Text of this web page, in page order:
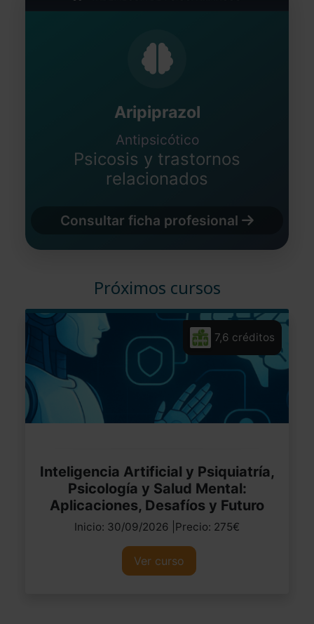
Aripiprazol
Antipsicótico
Psicosis y trastornos
relacionados
Consultar ficha profesional
Próximos cursos
7,6 créditos
Inteligencia Artificial y Psiquiatría,
Psicología y Salud Mental:
Aplicaciones, Desafíos y Futuro
Inicio: 30/09/2026 |Precio: 275€
Ver curso